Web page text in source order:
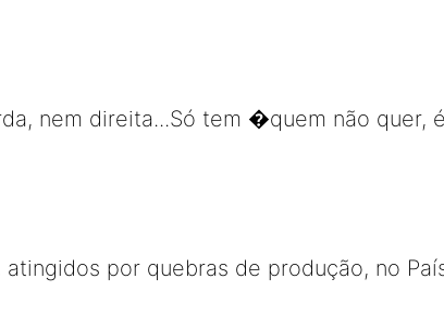
nem direita...Só tem �quem não
por quebras de produção, no